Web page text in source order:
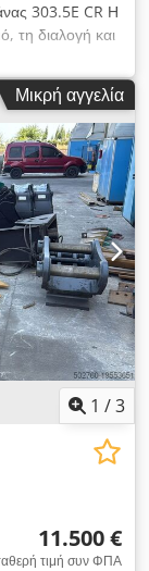
303.5E CR Η
τη διαλογή και
Dodpfx
Μικρή αγγελία
1 /3
11.500 €
τιμή συν ΦΠΑ